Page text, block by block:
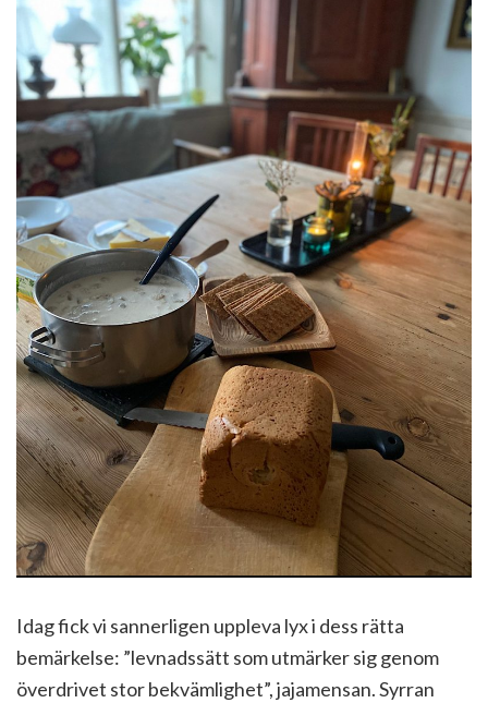
Idag fick vi sannerligen uppleva lyx i dess rätta
bemärkelse: ”levnadssätt som utmärker sig genom
överdrivet stor bekvämlighet”, jajamensan. Syrran